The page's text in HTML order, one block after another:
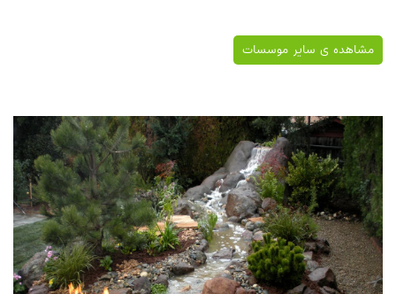
مشاهده ی سایر موسسات